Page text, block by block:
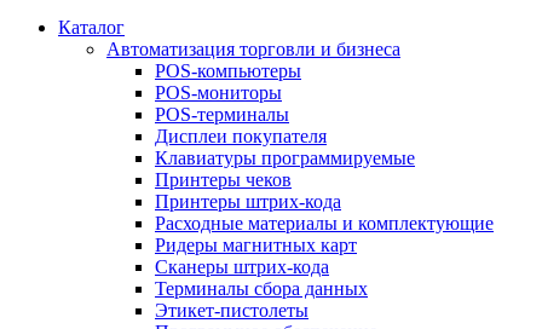
Каталог
Автоматизация торговли и бизнеса
POS-компьютеры
POS-мониторы
POS-терминалы
Дисплеи покупателя
Клавиатуры программируемые
Принтеры чеков
Принтеры штрих-кода
Расходные материалы и комплектующие
Ридеры магнитных карт
Сканеры штрих-кода
Терминалы сбора данных
Этикет-пистолеты